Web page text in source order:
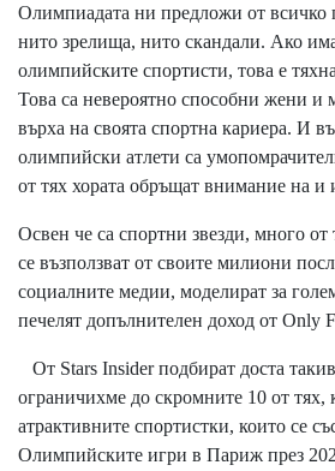
Олимпиадата ни предложи от всичко
нито зрелища, нито скандали. Ако
олимпийските спортисти, това е
Това са невероятно способни жени и
върха на своята спортна кариера. И
олимпийски атлети са
от тях хората обръщат внимание на и
Освен че са спортни звезди, много
се възползват от своите милиони
социалните медии, моделират за
печелят допълнителен доход от Only
От Stars Insider подбират доста
ограничихме до скромните 10 от тях,
атрактивните спортистки, които се
Олимпийските игри в Париж през